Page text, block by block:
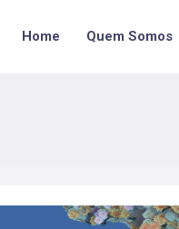
Home Quem Somos